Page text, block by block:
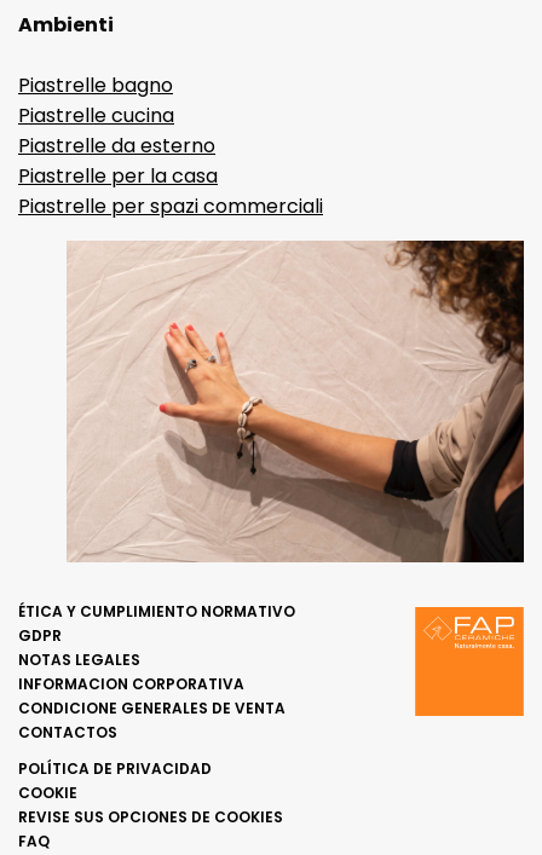
Ambienti
Piastrelle bagno
Piastrelle cucina
Piastrelle da esterno
Piastrelle per la casa
Piastrelle per spazi commerciali
ÉTICA Y CUMPLIMIENTO NORMATIVO
GDPR
NOTAS LEGALES
INFORMACION CORPORATIVA
CONDICIONE GENERALES DE VENTA
CONTACTOS
POLÍTICA DE PRIVACIDAD
COOKIE
REVISE SUS OPCIONES DE COOKIES
FAQ